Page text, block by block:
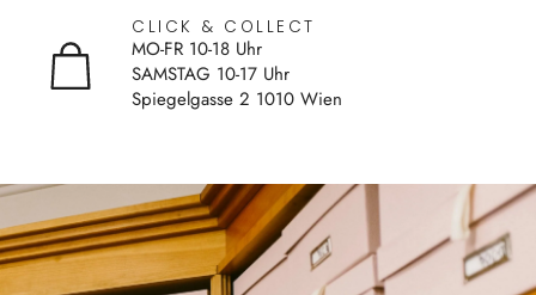
CLICK & COLLECT
MO-FR 10-18 Uhr
SAMSTAG 10-17 Uhr
Spiegelgasse 2 1010 Wien